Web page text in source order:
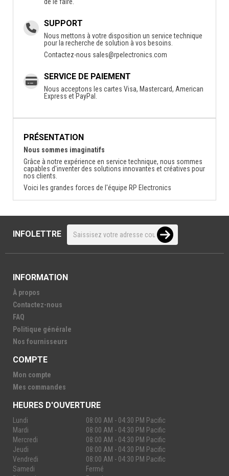
SUPPORT
Nous mettons à votre disposition un service technique
pour la recherche de solution à vos besoins.
Contactez-nous sales@rpelectronics.com
SERVICE DE PAIEMENT
Nous acceptons les cartes Visa, Mastercard, American
Express et PayPal.
PRÉSENTATION
Nous sommes imaginatifs
Grâce à notre expérience en service technique, nous sommes
capables d'inventer des solutions innovantes et créatives pour
nos clients.
Voici les grandes forces de l'équipe RP Electronics
INFOLETTRE
INFORMATION
À propos
Contactez-nous
FAQ
Politique générale
Nos fournisseurs
COMPTE
Mon compte
Mes commandes
HEURES D'OUVERTURE
Lundi
08:00 AM - 04:30 PM Pacific
Mardi
08:00 AM - 04:30 PM Pacific
Mercredi
08:00 AM - 04:30 PM Pacific
Jeudi
08:00 AM - 04:30 PM Pacific
Vendredi
08:00 AM - 04:30 PM Pacific
Samedi
Fermé